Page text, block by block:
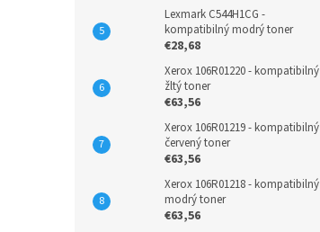
Lexmark C544H1CG -
kompatibilný modrý toner
€28,68
Xerox 106R01220 - kompatibilný
žltý toner
€63,56
Xerox 106R01219 - kompatibilný
červený toner
€63,56
Xerox 106R01218 - kompatibilný
modrý toner
€63,56